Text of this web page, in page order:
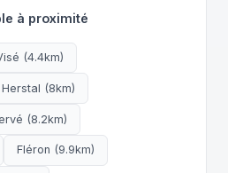
à proximité
(4.4km)
Herstal (8km)
(8.2km)
Fléron (9.9km)